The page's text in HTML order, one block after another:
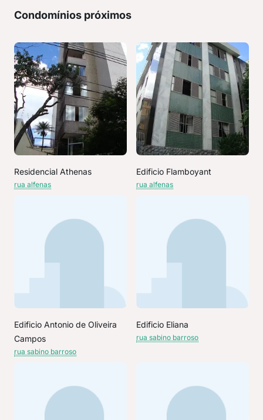
Condomínios próximos
Residencial Athenas
rua alfenas
Edificio Flamboyant
rua alfenas
Edificio Antonio de Oliveira
Campos
rua sabino barroso
Edificio Eliana
rua sabino barroso